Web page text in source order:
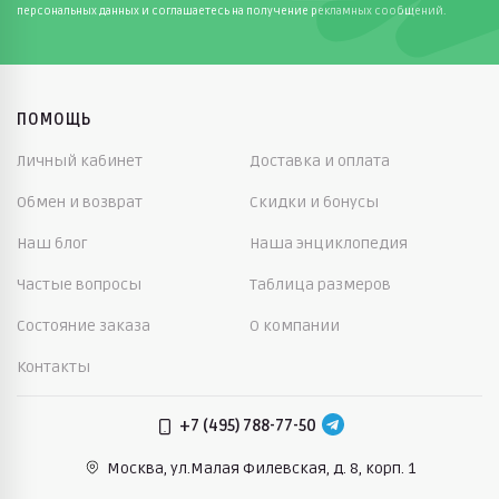
демисезонные ветровки для девочек,
родителей. Магазин создан родителями, которые
безопасность и комфорт детской одежды.
Преимущества покупки в Dinomama.ru:
проверенные бренды и надежные материалы;
большой выбор моделей для детей и
при заказе от 10 000 рублей;
консультанты-родители, которые помогают
персональных данных и соглашаетесь на получение рекламных сообщений.
ПОМОЩЬ
Личный кабинет Доставка и оплата
Обмен и возврат Скидки и бонусы
Наш блог Наша энциклопедия
Частые вопросы Таблица размеров
Состояние заказа О компании
Контакты
+7 (495) 788-77-50
Москва, ул.Малая Филевская, д. 8, корп. 1